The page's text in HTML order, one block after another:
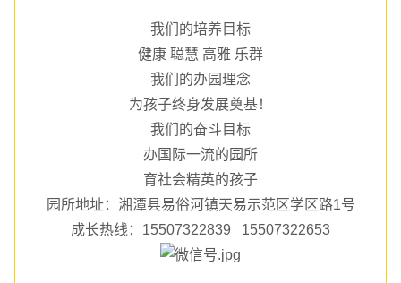
我们的培养目标
健康 聪慧 高雅 乐群
我们的办园理念
为孩子终身发展奠基！
我们的奋斗目标
办国际一流的园所
育社会精英的孩子
园所地址：湘潭县易俗河镇天易示范区学区路1号
成长热线：15507322839 15507322653